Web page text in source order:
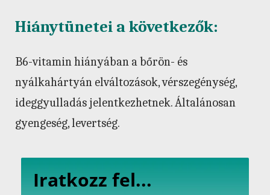
Hiánytünetei a következők:
B6-vitamin hiányában a bőrön- és
nyálkahártyán elváltozások, vérszegénység,
ideggyulladás jelentkezhetnek. Általánosan
gyengeség, levertség.
Iratkozz fel...